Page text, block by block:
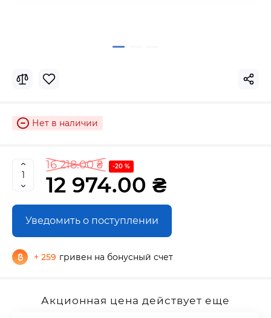
Нет в наличии
16 218.00 ₴ -20 %
12 974.00 ₴
Уведомить о поступлении
+ 259 гривен на бонусный счет
Акционная цена действует еще